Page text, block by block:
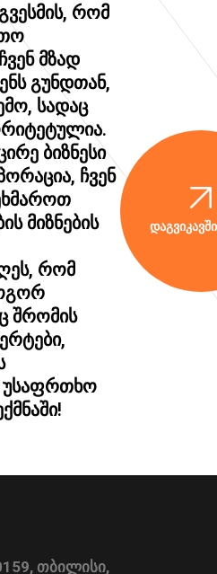
რომ
მზად
გუნდთან,
სადაც
ბიზნესი
ჩვენ
მიზნების
რომ
შრომის
უსაფრთხო
თბილისი,